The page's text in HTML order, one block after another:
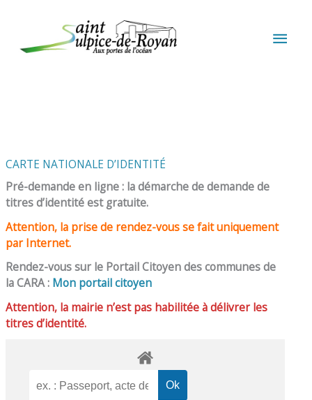
CARTE NATIONALE D’IDENTITÉ
Pré-demande en ligne : la démarche de demande de
titres d’identité est gratuite.
Attention, la prise de rendez-vous se fait uniquement
par Internet.
Rendez-vous sur le Portail Citoyen des communes de
la CARA : Mon portail citoyen
Attention, la mairie n’est pas habilitée à délivrer les
titres d’identité.